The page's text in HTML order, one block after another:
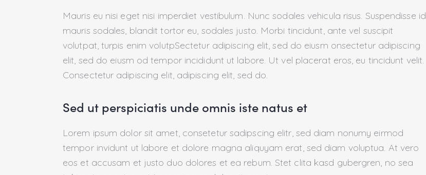
Mauris eu nisi eget nisi imperdiet vestibulum. Nunc sodales vehicula risus. Suspendisse id
mauris sodales, blandit tortor eu, sodales justo. Morbi tincidunt, ante vel suscipit
volutpat, turpis enim volutpSectetur adipiscing elit, sed do eiusm onsectetur adipiscing
elit, sed do eiusm od tempor incididunt ut labore. Ut vel placerat eros, eu tincidunt velit.
Consectetur adipiscing elit, adipiscing elit, sed do.
Sed ut perspiciatis unde omnis iste natus et
Lorem ipsum dolor sit amet, consetetur sadipscing elitr, sed diam nonumy eirmod
tempor invidunt ut labore et dolore magna aliquyam erat, sed diam voluptua. At vero
eos et accusam et justo duo dolores et ea rebum. Stet clita kasd gubergren, no sea